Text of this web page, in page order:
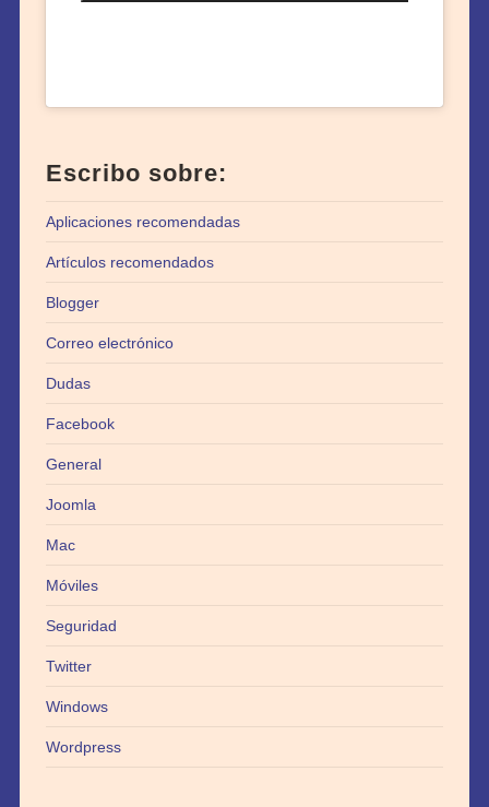
Escribo sobre:
Aplicaciones recomendadas
Artículos recomendados
Blogger
Correo electrónico
Dudas
Facebook
General
Joomla
Mac
Móviles
Seguridad
Twitter
Windows
Wordpress